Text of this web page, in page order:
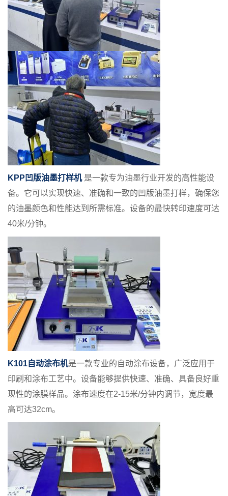
KPP凹版油墨打样机 是一款专为油墨行业开发的高性能设
备。它可以实现快速、准确和一致的凹版油墨打样，确保您
的油墨颜色和性能达到所需标准。设备的最快转印速度可达
40米/分钟。
K101自动涂布机是一款专业的自动涂布设备，广泛应用于
印刷和涂布工艺中。设备能够提供快速、准确、具备良好重
现性的涂膜样品。涂布速度在2-15米/分钟内调节，宽度最
高可达32cm。